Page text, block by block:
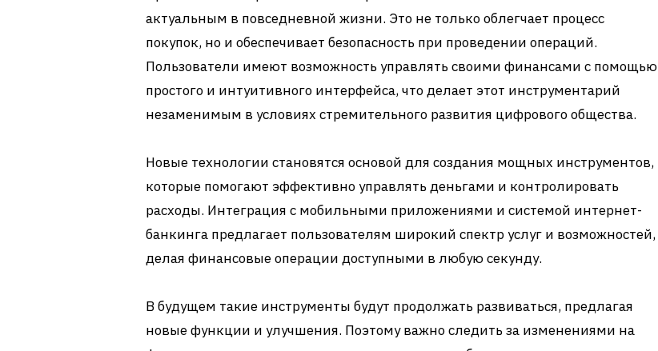
актуальным в повседневной жизни. Это не только облегчает процесс
покупок, но и обеспечивает безопасность при проведении операций.
Пользователи имеют возможность управлять своими финансами с помощью
простого и интуитивного интерфейса, что делает этот инструментарий
незаменимым в условиях стремительного развития цифрового общества.
Новые технологии становятся основой для создания мощных инструментов,
которые помогают эффективно управлять деньгами и контролировать
расходы. Интеграция с мобильными приложениями и системой интернет-
банкинга предлагает пользователям широкий спектр услуг и возможностей,
делая финансовые операции доступными в любую секунду.
В будущем такие инструменты будут продолжать развиваться, предлагая
новые функции и улучшения. Поэтому важно следить за изменениями на